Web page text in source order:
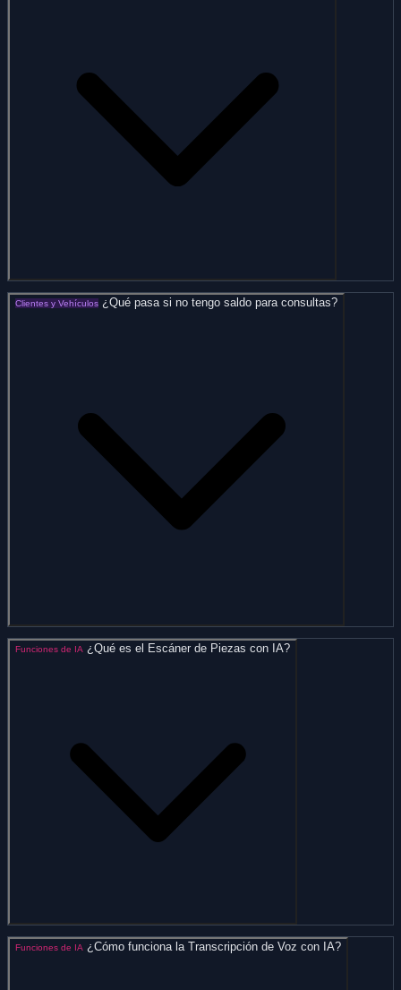
Clientes y Vehículos ¿Qué pasa si no tengo saldo para consultas?
Funciones de IA ¿Qué es el Escáner de Piezas con IA?
Funciones de IA ¿Cómo funciona la Transcripción de Voz con IA?